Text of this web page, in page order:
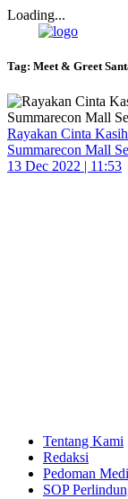
Loading...
Tag: Meet & Greet
Rayakan Cinta
Summarecon Mall
13 Dec 2022 | 11:53
Tentang Kami
Redaksi
Pedoman
SOP